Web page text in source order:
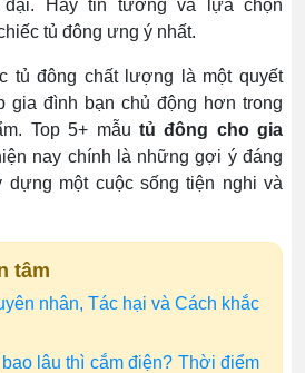
Hãy tin tưởng và lựa chọn
tủ đông ưng ý nhất.
tủ đông chất lượng là một quyết
gia đình bạn chủ động hơn trong
Top 5+ mẫu tủ đông cho gia
nay chính là những gợi ý đáng
dựng một cuộc sống tiện nghi và
tâm
nhân, Tác hại và Cách khắc
lâu thì cắm điện? Thời điểm